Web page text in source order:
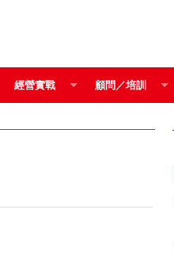
經營實戰 顧問／培訓